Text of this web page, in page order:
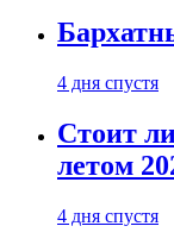
4 дня спустя
Стоит
летом
4 дня спустя